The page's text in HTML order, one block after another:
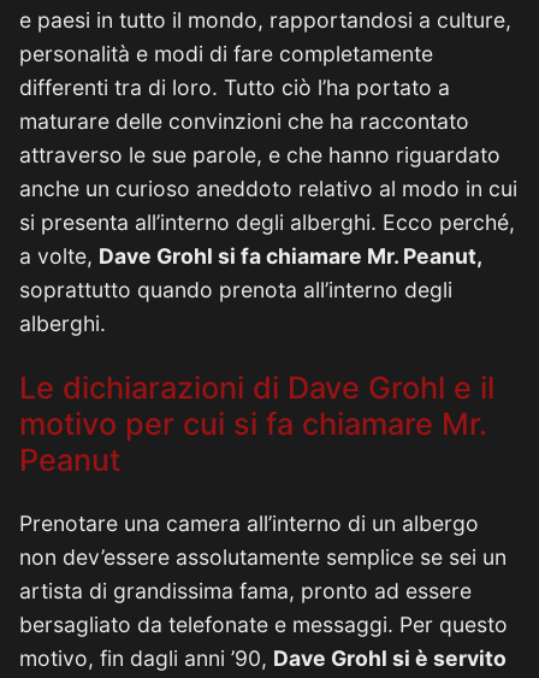
e paesi in tutto il mondo, rapportandosi a culture,
personalità e modi di fare completamente
differenti tra di loro. Tutto ciò l’ha portato a
maturare delle convinzioni che ha raccontato
attraverso le sue parole, e che hanno riguardato
anche un curioso aneddoto relativo al modo in cui
si presenta all’interno degli alberghi. Ecco perché,
a volte, Dave Grohl si fa chiamare Mr. Peanut,
soprattutto quando prenota all’interno degli
alberghi.
Le dichiarazioni di Dave Grohl e il
motivo per cui si fa chiamare Mr.
Peanut
Prenotare una camera all’interno di un albergo
non dev’essere assolutamente semplice se sei un
artista di grandissima fama, pronto ad essere
bersagliato da telefonate e messaggi. Per questo
motivo, fin dagli anni ’90, Dave Grohl si è servito